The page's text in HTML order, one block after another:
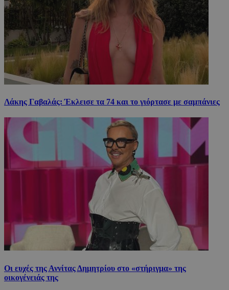
Λάκης Γαβαλάς: Έκλεισε τα 74 και το γιόρτασε με σαμπάνιες
Οι ευχές της Αννίτας Δημητρίου στο «στήριγμα» της
οικογένειάς της